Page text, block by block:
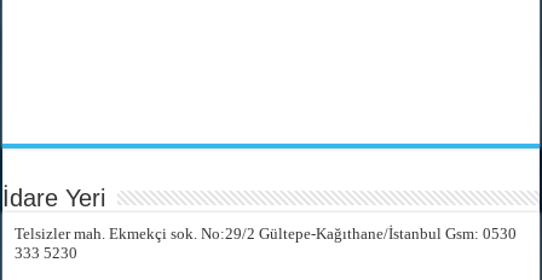
İdare Yeri
Telsizler mah. Ekmekçi sok. No:29/2 Gültepe-Kağıthane/İstanbul Gsm: 0530
333 5230